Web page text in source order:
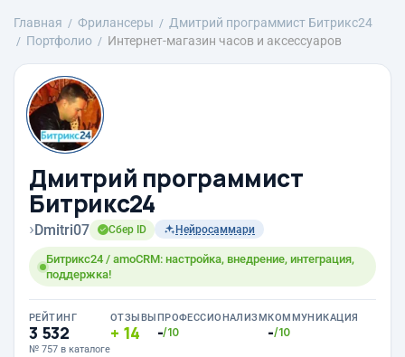
Главная Фрилансеры
Дмитрий программист Битрикс24
Портфолио
Интернет-магазин часов и аксессуаров
Дмитрий программист
Битрикс24
›Dmitri07 Сбер ID Нейросаммари
Битрикс24 / amoCRM: настройка, внедрение, интеграция,
поддержка!
РЕЙТИНГ
3 532
№ 757 в каталоге
ОТЗЫВЫ
14
ПРОФЕССИОНАЛИЗМ
-/10
КОММУНИКАЦИЯ
-/10